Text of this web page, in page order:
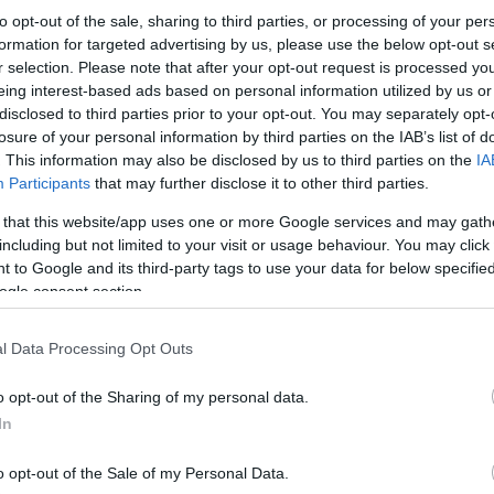
opt-out of the sale, sharing to third parties, or processing of your
for targeted advertising by us, please use the below opt-out
selection. Please note that after your opt-out request is processed
interest-based ads based on personal information utilized by us
to third parties prior to your opt-out. You may separately
of your personal information by third parties on the IAB’s list of
This information may also be disclosed by us to third parties on the
Participants that may further disclose it to other third parties.
that this website/app uses one or more Google services and may
but not limited to your visit or usage behaviour. You may
to Google and its third-party tags to use your data for below
consent section.
Data Processing Opt Outs
opt-out of the Sharing of my personal data.
opt-out of the Sale of my Personal Data.
F1
Nem vált be az F1 ötlete a
monacói izgalmakra – de jövőre
már tálcán kínálja magát a
lehetőség?